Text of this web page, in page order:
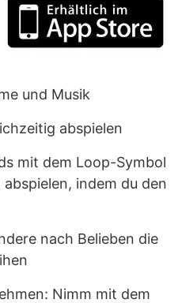
und Musik
abspielen
mit dem Loop-Symbol
indem du den
nach Belieben die
Nimm mit dem